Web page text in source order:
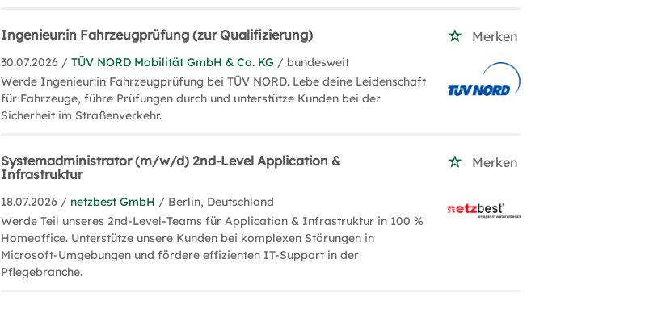
Ingenieur:in Fahrzeugprüfung (zur Qualifizierung) Merken
30.07.2026 /TÜV NORD Mobilität GmbH & Co. KG / bundesweit
Werde Ingenieur:in Fahrzeugprüfung bei TÜV NORD. Lebe deine Leidenschaft
für Fahrzeuge, führe Prüfungen durch und unterstütze Kunden bei der
Sicherheit im Straßenverkehr.
Systemadministrator (m/w/d) 2nd-Level Application &
Infrastruktur
Merken
18.07.2026 / netzbest GmbH / Berlin, Deutschland
Werde Teil unseres 2nd-Level-Teams für Application & Infrastruktur in 100 %
Homeoffice. Unterstütze unsere Kunden bei komplexen Störungen in
Microsoft-Umgebungen und fördere effizienten IT-Support in der
Pflegebranche.